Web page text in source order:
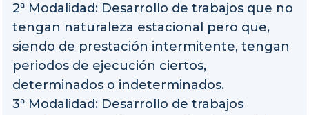
2ª Modalidad: Desarrollo de trabajos que no
tengan naturaleza estacional pero que,
siendo de prestación intermitente, tengan
periodos de ejecución ciertos,
determinados o indeterminados.
3ª Modalidad: Desarrollo de trabajos